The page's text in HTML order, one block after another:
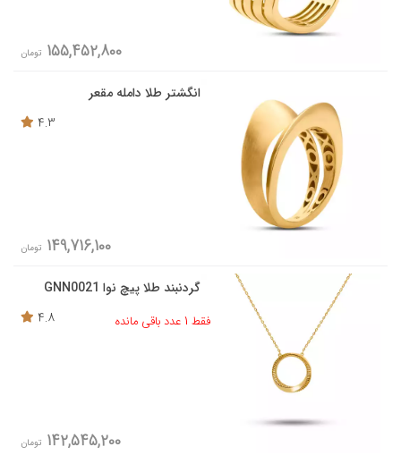
155,452,800 تومان
انگشتر طلا دامله مقعر
4.3
149,716,100 تومان
گردنبند طلا پیچ نوا GNN0021
فقط 1 عدد باقی مانده
4.8
142,545,200 تومان